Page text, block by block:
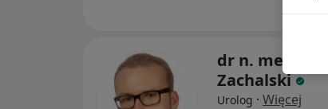
dr n. med.
Zachalski
Urolog · Więcej